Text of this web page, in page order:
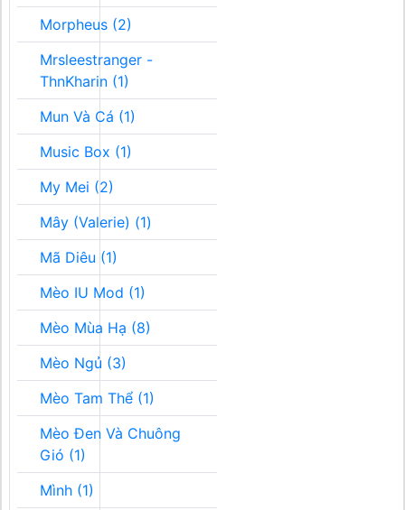
Morpheus (2)
Mrsleestranger -
ThnKharin (1)
Mun Và Cá (1)
Music Box (1)
My Mei (2)
Mây (Valerie) (1)
Mã Diêu (1)
Mèo IU Mod (1)
Mèo Mùa Hạ (8)
Mèo Ngủ (3)
Mèo Tam Thể (1)
Mèo Đen Và Chuông
Gió (1)
Mình (1)